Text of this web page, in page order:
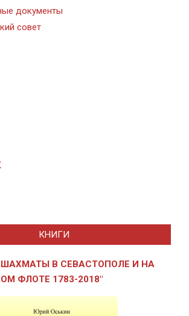
документы
совет
КНИГИ
В СЕВАСТОПОЛЕ И НА
ФЛОТЕ 1783-2018″